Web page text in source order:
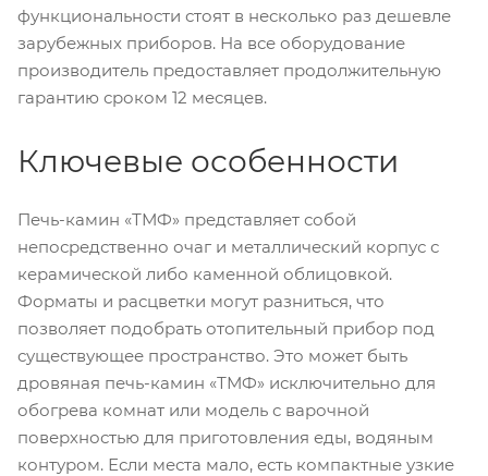
функциональности стоят в несколько раз дешевле
зарубежных приборов. На все оборудование
производитель предоставляет продолжительную
гарантию сроком 12 месяцев.
Ключевые особенности
Печь-камин «ТМФ» представляет собой
непосредственно очаг и металлический корпус с
керамической либо каменной облицовкой.
Форматы и расцветки могут разниться, что
позволяет подобрать отопительный прибор под
существующее пространство. Это может быть
дровяная печь-камин «ТМФ» исключительно для
обогрева комнат или модель с варочной
поверхностью для приготовления еды, водяным
контуром. Если места мало, есть компактные узкие